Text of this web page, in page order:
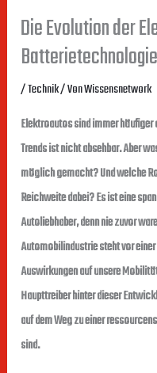
Die Evolution der
/Technik/ VonWissensnetwork
Elektroautos sind immer häufiger
Trends ist nicht absehbar. Aber
möglich gemacht? Und welche
Reichweite dabei? Es ist eine
Autoliebhaber, denn nie zuvor
Automobilindustrie steht vor
Auswirkungen auf unsere
Haupttreiber hinter dieser
auf dem Weg zu einer
sind.